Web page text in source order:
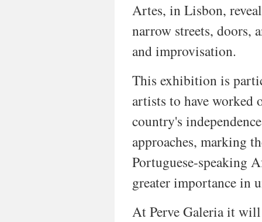
Artes, in Lisbon,
narrow streets, doors,
and improvisation.
This exhibition is
artists to have worked
country's
approaches, marking
Portuguese-speaking
greater importance in
At Perve Galeria it will